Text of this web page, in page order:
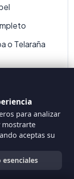
o Telaraña
y Telarañas,
para
configurar las
[A,
para analizar
mostrarte
aceptas su
esenciales